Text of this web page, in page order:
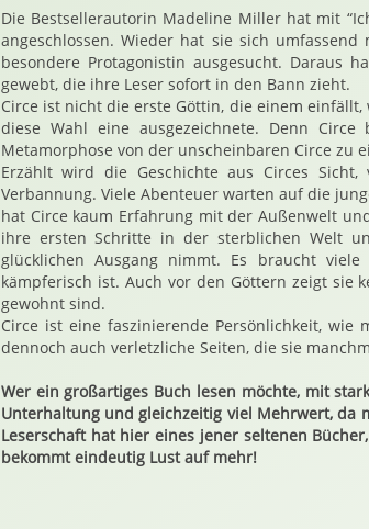
Die Bestsellerautorin Madeline Miller hat mit
angeschlossen. Wieder hat sie sich
besondere Protagonistin ausgesucht. Daraus
gewebt, die ihre Leser sofort in den Bann zieht.
Circe ist nicht die erste Göttin, die einem
diese Wahl eine ausgezeichnete. Denn
Metamorphose von der unscheinbaren Circe zu
Erzählt wird die Geschichte aus Circes
Verbannung. Viele Abenteuer warten auf die
hat Circe kaum Erfahrung mit der Außenwelt
ihre ersten Schritte in der sterblichen Welt
glücklichen Ausgang nimmt. Es braucht
kämpferisch ist. Auch vor den Göttern zeigt sie
gewohnt sind.
Circe ist eine faszinierende Persönlichkeit,
dennoch auch verletzliche Seiten, die sie
Wer ein großartiges Buch lesen möchte, mit
Unterhaltung und gleichzeitig viel Mehrwert, da
Leserschaft hat hier eines jener seltenen
bekommt eindeutig Lust auf mehr!